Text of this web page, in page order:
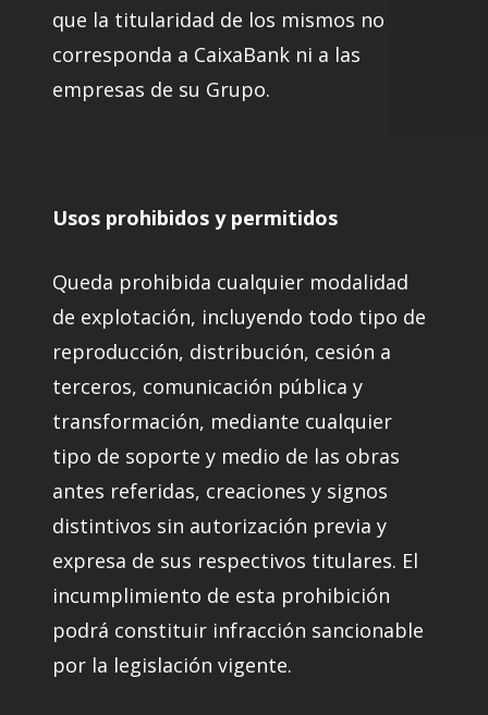
que la titularidad de los mismos no
corresponda a CaixaBank ni a las
empresas de su Grupo.
Usos prohibidos y permitidos
Queda prohibida cualquier modalidad
de explotación, incluyendo todo tipo de
reproducción, distribución, cesión a
terceros, comunicación pública y
transformación, mediante cualquier
tipo de soporte y medio de las obras
antes referidas, creaciones y signos
distintivos sin autorización previa y
expresa de sus respectivos titulares. El
incumplimiento de esta prohibición
podrá constituir infracción sancionable
por la legislación vigente.